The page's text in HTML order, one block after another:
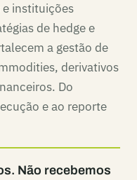
e instituições
de hedge e
a gestão de
derivativos
Do
e ao reporte
Não recebemos